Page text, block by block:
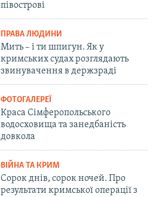
півострові
ПРАВА ЛЮДИНИ
Мить – і ти шпигун. Як у
кримських судах розглядають
звинувачення в держзраді
ФОТОГАЛЕРЕЇ
Краса Сімферопольського
водосховища та занедбаність
довкола
ВІЙНА ТА КРИМ
Сорок днів, сорок ночей. Про
результати кримської операції з